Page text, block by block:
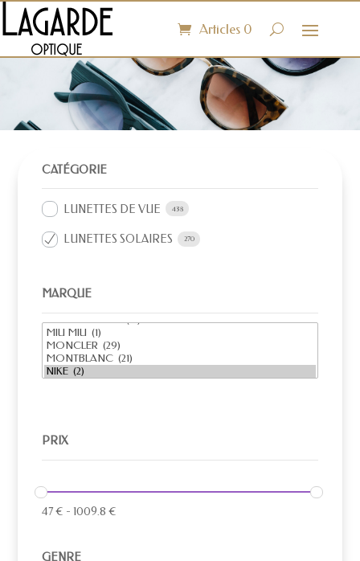
Articles 0
CATÉGORIE
LUNETTES DE VUE 438
LUNETTES SOLAIRES 270
MARQUE
PRIX
47€ - 1009.8 €
GENRE